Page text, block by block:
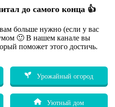
до самого конца 👍
больше нужно (если у вас
🙂 В нашем канале вы
поможет этого достичь.
Урожайный огород
Уютный дом